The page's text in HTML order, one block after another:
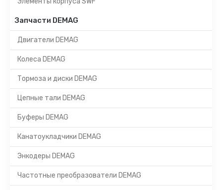
Запчасти DEMAG
Двигатели DEMAG
Колеса DEMAG
Тормоза и диски DEMAG
Цепные тали DEMAG
Буферы DEMAG
Канатоукладчики DEMAG
Энкодеры DEMAG
Частотные преобразователи DEMAG